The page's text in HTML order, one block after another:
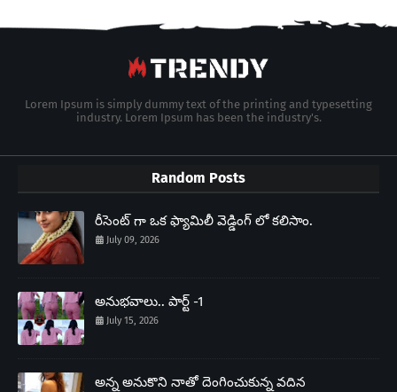
Lorem Ipsum is simply dummy text of the printing and typesetting
industry. Lorem Ipsum has been the industry's.
Random Posts
రీసెంట్ గా ఒక ఫ్యామిలీ వెడ్డింగ్ లో కలిసాం.
July 09, 2026
అనుభవాలు.. పార్ట్ -1
July 15, 2026
అన్న అనుకొని నాతో దెంగించుకున్న వదిన